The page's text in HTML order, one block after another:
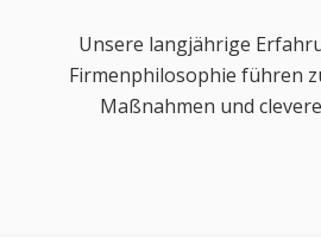
Unsere langjährige
Firmenphilosophie führen
Maßnahmen und